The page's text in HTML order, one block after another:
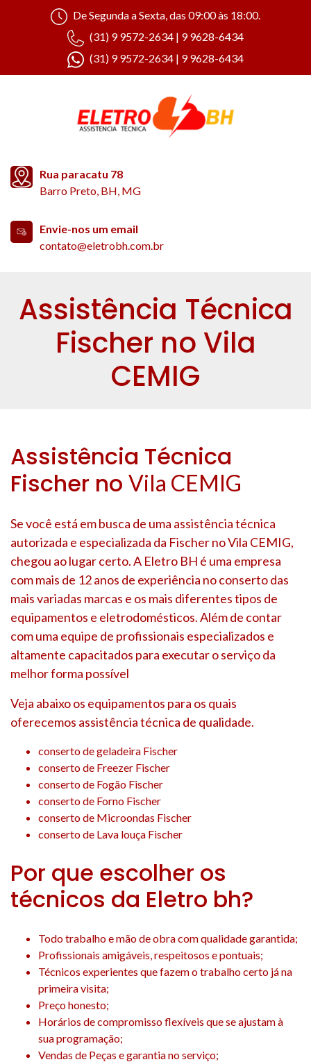
De Segunda a Sexta, das 09:00 às 18:00.
(31) 9 9572-2634 | 9 9628-6434
(31) 9 9572-2634 | 9 9628-6434
Rua paracatu 78
Barro Preto, BH, MG
Envie-nos um email
contato@eletrobh.com.br
Assistência Técnica
Fischer no Vila
CEMIG
Assistência Técnica
Fischer no Vila CEMIG
Se você está em busca de uma assistência técnica
autorizada e especializada da Fischer noVila CEMIG,
chegou ao lugar certo. A Eletro BH é uma empresa
com mais de 12 anos de experiência no conserto das
mais variadas marcas e os mais diferentes tipos de
equipamentos e eletrodomésticos. Além de contar
com uma equipe de profissionais especializados e
altamente capacitados para executar o serviço da
melhor forma possível
Veja abaixo os equipamentos para os quais
oferecemos assistência técnica de qualidade.
conserto de geladeira Fischer
conserto de Freezer Fischer
conserto de Fogão Fischer
conserto de Forno Fischer
conserto de Microondas Fischer
conserto de Lava louça Fischer
Por que escolher os
técnicos da Eletro bh?
Todo trabalho e mão de obra com qualidade garantida;
Profissionais amigáveis, respeitosos e pontuais;
Técnicos experientes que fazem o trabalho certo já na
primeira visita;
Preço honesto;
Horários de compromisso flexíveis que se ajustam à
sua programação;
Vendas de Peças e garantia no serviço;